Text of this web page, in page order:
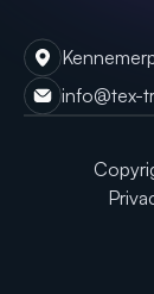
info@tex-